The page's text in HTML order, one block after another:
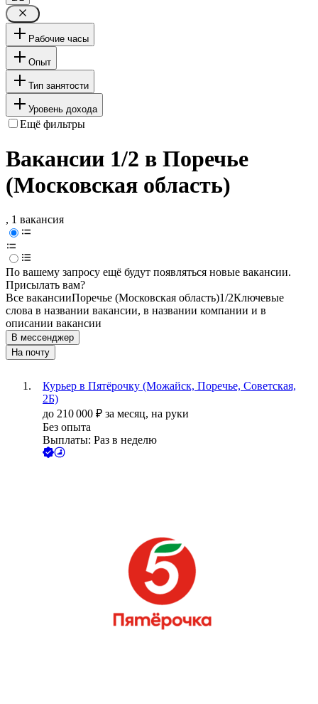
Рабочие часы
Опыт
Тип занятости
Уровень дохода
Ещё фильтры
Вакансии 1/2 в Поречье
(Московская область)
, 1 вакансия
По вашему запросу ещё будут появляться новые вакансии.
Присылать вам?
Все вакансииПоречье (Московская область)1/2Ключевые
слова в названии вакансии, в названии компании и в
описании вакансии
В мессенджер
На почту
Курьер в Пятёрочку (Можайск, Поречье, Советская,
2Б)
до 210 000 ₽ за месяц, на руки
Без опыта
Выплаты: Раз в неделю